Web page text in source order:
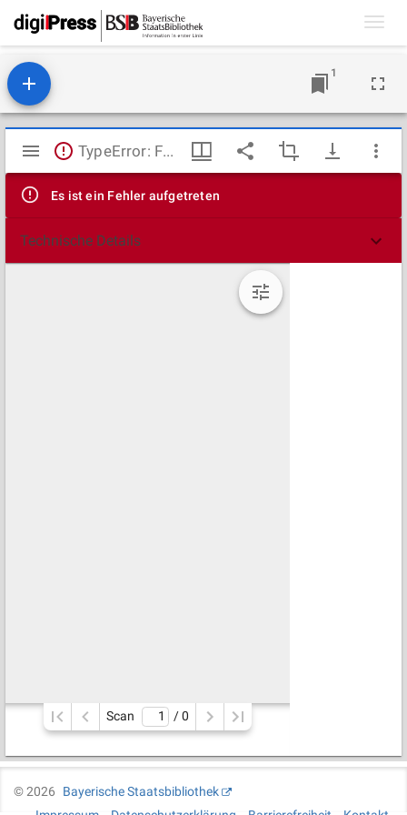
1
Mirador
Viewer
TypeError: Failed to fetch
Es ist ein Fehler aufgetreten
Technische Details
Scan / 0
©2026
Bayerische Staatsbibliothek